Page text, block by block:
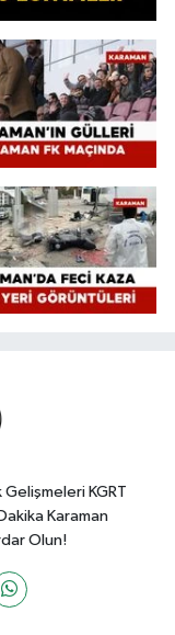
Gelişmeleri KGRT
Karaman
Olun!